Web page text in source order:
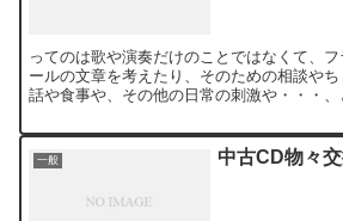
ってのは歌や演奏だけのことではなくて、
ールの文章を考えたり、そのための相談や
話や食事や、その他の日常の刺激や・・・、
一般 中古CD物々